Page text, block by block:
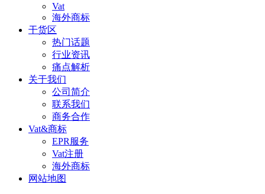
Vat
海外商标
干货区
热门话题
行业资讯
痛点解析
关于我们
公司简介
联系我们
商务合作
Vat&商标
EPR服务
Vat注册
海外商标
网站地图